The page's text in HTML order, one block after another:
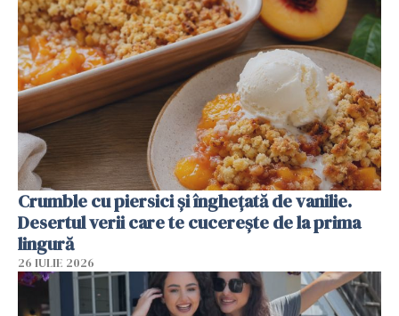
Crumble cu piersici și înghețată de vanilie.
Desertul verii care te cucerește de la prima
lingură
26 IULIE 2026